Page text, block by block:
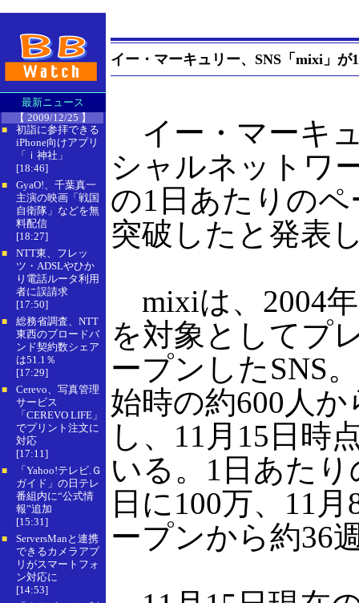
最新ニュース
【 2009/12/25 】
■
初詣に参拝できる
iPhone向けアプリ
「ｉ神社」
[18:46]
■
GyaO!、千葉真一
主演の映画「戦国
自衛隊」などを無
料配信
[18:27]
■
NTT東、フレッ
ツ・ADSLやひか
り電話ルータ利用
者に誤請求
[17:50]
■
総務省調査、NTT
東西のブロードバ
ンド契約数シェア
は51.1％
[17:29]
■
Cerevo、写真管理
サービス
「CEREVO LIFE」
でプリント注文に
対応
[17:11]
■
「Yahoo!テレビ.Ｇ
ガイド」の日テレ
番組内に“公式情
報”追加
[15:31]
■
ServersManと連携
できるカメラアプ
リがスマートフォ
ン対応に
[14:53]
イー・マーキュリー、SNS「mixi」が
イー・マーキ
シャルネットワ
の1日あたりの
突破したと発表
mixiは、2004
を対象としてプ
ープンしたSNS
始時の約600人
し、11月15日時
いる。1日あたり
日に100万、11
ープンから約36